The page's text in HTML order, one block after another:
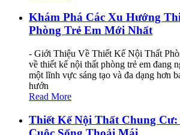
Khám Phá Các Xu Hướng
Phòng Trẻ Em Mới Nhất
- Giới Thiệu Về Thiết Kế Nội Thất
về thiết kế nội thất phòng trẻ em đang
một lĩnh vực sáng tạo và đa dạng hơn
hướn
Read More
Thiết Kế Nội Thất Chung